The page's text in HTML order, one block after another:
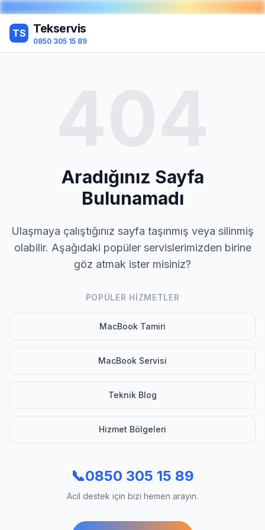
TS Tekservis
0850 305 15 89
Aradığınız Sayfa
Bulunamadı
Ulaşmaya çalıştığınız sayfa taşınmış veya silinmiş
olabilir. Aşağıdaki popüler servislerimizden birine
göz atmak ister misiniz?
POPÜLER HIZMETLER
MacBook Tamiri
MacBook Servisi
Teknik Blog
Hizmet Bölgeleri
📞0850 305 15 89
Acil destek için bizi hemen arayın.